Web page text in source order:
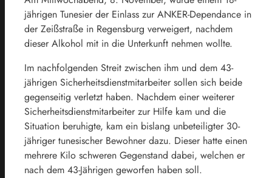
jährigen Tunesier der Einlass zur ANKER-Dependance in
der Zeißstraße in Regensburg verweigert, nachdem
dieser Alkohol mit in die Unterkunft nehmen wollte.
Im nachfolgenden Streit zwischen ihm und dem 43-
jährigen Sicherheitsdienstmitarbeiter sollen sich beide
gegenseitig verletzt haben. Nachdem einer weiterer
Sicherheitsdienstmitarbeiter zur Hilfe kam und die
Situation beruhigte, kam ein bislang unbeteiligter 30-
jähriger tunesischer Bewohner dazu. Dieser hatte einen
mehrere Kilo schweren Gegenstand dabei, welchen er
nach dem 43-Jährigen geworfen haben soll.